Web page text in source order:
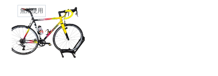
無法使用